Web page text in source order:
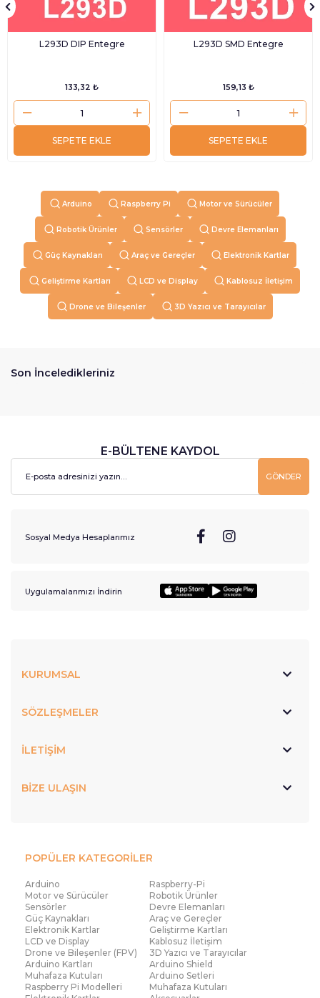
L293D DIP Entegre
133,32 ₺
SEPETE EKLE
L293D SMD Entegre
159,13 ₺
SEPETE EKLE
Arduino Raspberry Pi Motor ve Sürücüler
Robotik Ürünler Sensörler Devre Elemanları
Güç Kaynakları Araç ve Gereçler Elektronik Kartlar
Geliştirme Kartları LCD ve Display Kablosuz İletişim
Drone ve Bileşenler 3D Yazıcı ve Tarayıcılar
Son İnceledikleriniz
E-BÜLTENE KAYDOL
GÖNDER
Sosyal Medya Hesaplarımız
Uygulamalarımızı İndirin
KURUMSAL
SÖZLEŞMELER
İLETİŞİM
BİZE ULAŞIN
POPÜLER KATEGORİLER
Arduino
Raspberry-Pi
Motor ve Sürücüler
Robotik Ürünler
Sensörler
Devre Elemanları
Güç Kaynakları
Araç ve Gereçler
Elektronik Kartlar
Geliştirme Kartları
LCD ve Display
Kablosuz İletişim
Drone ve Bileşenler (FPV)
3D Yazıcı ve Tarayıcılar
Arduino Kartları
Arduino Shield
Muhafaza Kutuları
Arduino Setleri
Raspberry Pi Modelleri
Muhafaza Kutuları